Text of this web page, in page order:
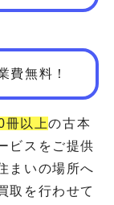
費無料！
冊以上の古本
ビスをご提供
まいの場所へ
取を行わせて